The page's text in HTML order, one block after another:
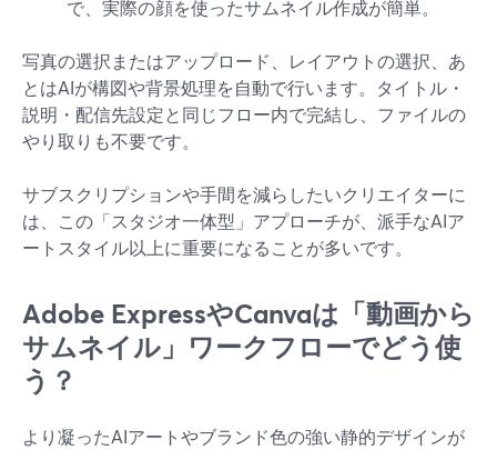
で、実際の顔を使ったサムネイル作成が簡単。
写真の選択またはアップロード、レイアウトの選択、あ
とはAIが構図や背景処理を自動で行います。タイトル・
説明・配信先設定と同じフロー内で完結し、ファイルの
やり取りも不要です。
サブスクリプションや手間を減らしたいクリエイターに
は、この「スタジオ一体型」アプローチが、派手なAIア
ートスタイル以上に重要になることが多いです。
Adobe ExpressやCanvaは「動画から
サムネイル」ワークフローでどう使
う？
より凝ったAIアートやブランド色の強い静的デザインが